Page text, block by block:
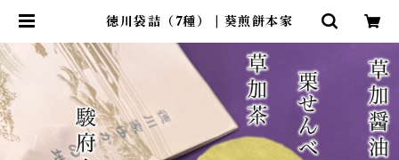
徳川袋詰（7種） | 葵煎餅本家